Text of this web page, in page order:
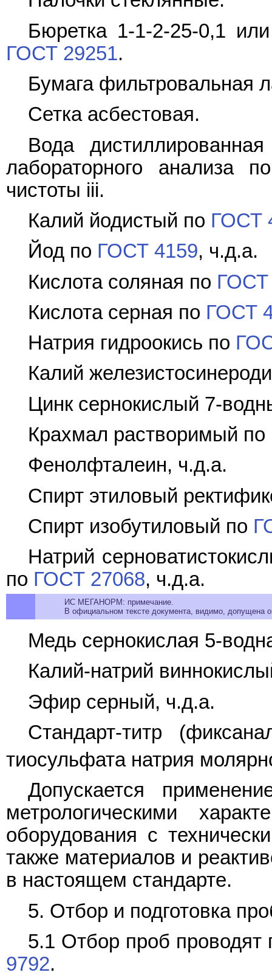
Бюретка 1-1-2-25-0,1
ГОСТ 29251.
Бумага фильтровальная
Сетка асбестовая.
Вода
лабораторного
чистоты iii.
Калий йодистый по ГОСТ
Йод по ГОСТ 4159, ч.д.а.
Кислота соляная по ГОСТ
Кислота серная по ГОСТ
Натрия гидроокись по
Калий
Цинк сернокислый 7-
Крахмал растворимый по
Фенолфталеин, ч.д.а.
Спирт этиловый
Спирт изобутиловый по
Натрий
по ГОСТ 27068, ч.д.а.
ИС МЕГАНОРМ: примечание.
В официальном тексте документа, видимо, допущена
Медь сернокислая 5-
Калий-натрий
Эфир серный, ч.д.а.
Стандарт-титр
тиосульфата натрия
Допускается
метрологическими
оборудования с
также материалов и
в настоящем стандарте.
5. Отбор и подготовка
5.1 Отбор проб проводят
9792.